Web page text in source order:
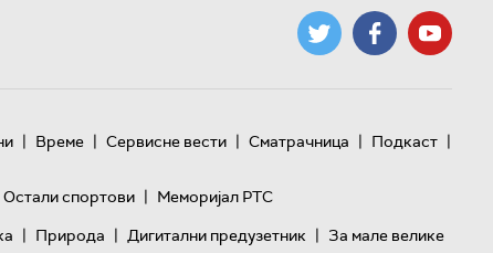
| Време | Сервисне вести | Сматрачница | Подкаст |
Остали спортови | Меморијал РТС
| Природа | Дигитални предузетник | За мале велике